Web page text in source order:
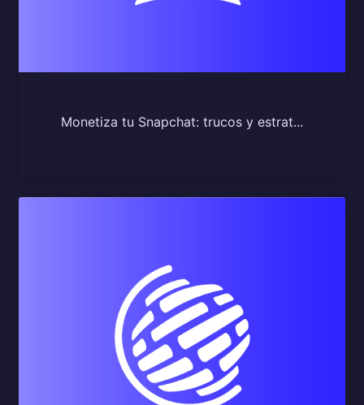
Monetiza tu Snapchat: trucos y estrat...